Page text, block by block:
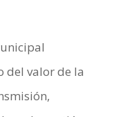
del valor de la